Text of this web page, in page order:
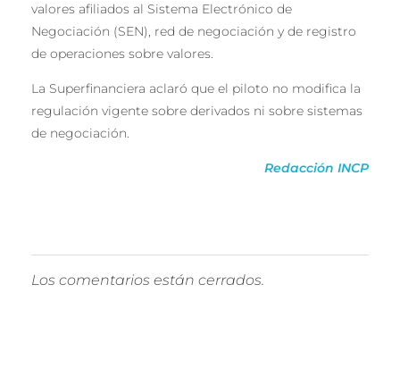
valores afiliados al Sistema Electrónico de
Negociación (SEN), red de negociación y de registro
de operaciones sobre valores.
La Superfinanciera aclaró que el piloto no modifica la
regulación vigente sobre derivados ni sobre sistemas
de negociación.
Redacción INCP
Los comentarios están cerrados.